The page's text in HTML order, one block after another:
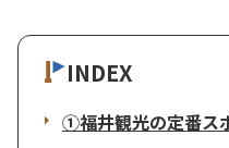
INDEX
①福井観光の定番ス